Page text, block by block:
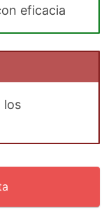
eficacia
los